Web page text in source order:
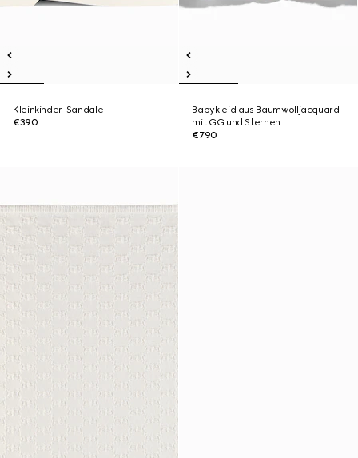
Kleinkinder-Sandale
€390
Babykleid aus Baumwolljacquard
mit GG und Sternen
€790